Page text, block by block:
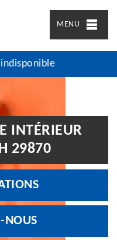
MENU
indisponible
INTÉRIEUR
29870
NOUS